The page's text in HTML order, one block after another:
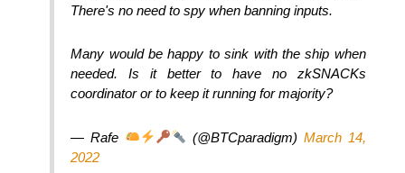
There's no need to spy when banning inputs.
Many would be happy to sink with the ship when
needed. Is it better to have no zkSNACKs
coordinator or to keep it running for majority?
— Rafe (@BTCparadigm)March 14,
2022